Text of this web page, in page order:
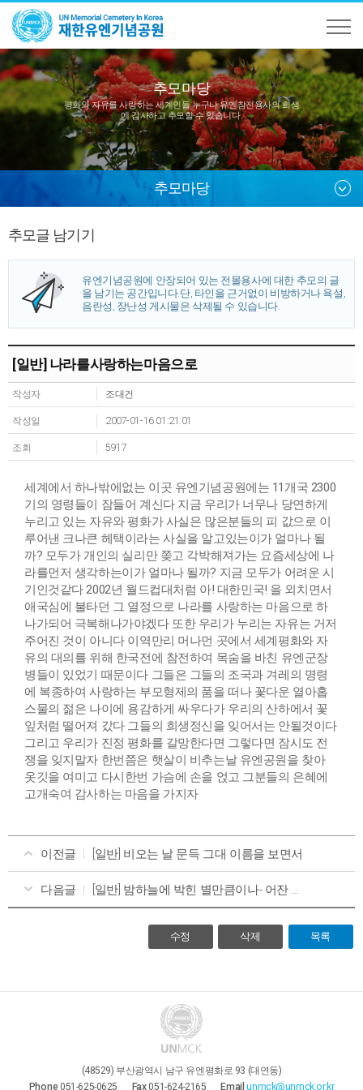
추모마당
평화와 자유를 사랑하는 세계인들 누구나유엔참전용사의 희생
에 감사하고 추모할 수 있습니다.
추모마당
추모글 남기기
유엔기념공원에 안장되어 있는 전몰용사에 대한 추모의 글
을 남기는 공간입니다.단, 타인을 근거없이 비방하거나 욕설,
음란성, 장난성 게시물은 삭제될 수 있습니다.
[일반] 나라를사랑하는마음으로
작성자 조대건
작성일 2007-01-16 01:21:01
조회 5917
세계에서 하나밖에없는 이곳 유엔기념공원에는 11개국 2300
기의 영령들이 잠들어 계신다 지금 우리가 너무나 당연하게
누리고 있는 자유와 평화가 사실은 많은분들의 피 값으로 이
루어낸 크나큰 헤택이라는 사실을 알고있는이가 얼마나 될
까? 모두가 개인의 실리만 쫒고 각박해져가는 요즘세상에 나
라를먼저 생각하는이가 얼마나 될까? 지금 모두가 어려운 시
기인것같다 2002년 월드컵대처럼 아! 대한민국! 을 외치면서
애국심에 불타던 그 열정으로 나라를 사랑하는 마음으로 하
나가되어 극복해나가야겠다 또한 우리가 누리는 자유는 거저
주어진 것이 아니다 이역만리 머나먼 곳에서 세계평화와 자
유의 대의를 위해 한국전에 참전하여 목숨을 바친 유엔군장
병들이 있었기 때문이다 그들은 그들의 조국과 겨레의 명령
에 복종하여 사랑하는 부모형제의 품을 떠나 꽃다운 열아홉
스물의 젊은 나이에 용감하게 싸우다가 우리의 산하에서 꽃
잎처럼 떨어져 갔다 그들의 희생정신을 잊어서는 안될것이다
그리고 우리가 진정 평화를 갈망한다면 그렇다면 잠시도 전
쟁을 잊지말자 한번쯤은 햇살이 비추는날 유엔공원을 찾아
옷깃을 여미고 다시한번 가슴에 손을 얹고 그분들의 은혜에
고개숙여 감사하는 마음을 가지자
이전글 [일반] 비오는 날 문득 그대 이름을 보면서
다음글 [일반] 밤하늘에 박힌 별만큼이나- 어잔 을마즈
수정 삭제 목록
(48529) 부산광역시 남구 유엔평화로 93 (대연동)
Phone051-625-0625 Fax051-624-2165 Email unmck@unmck.or.kr